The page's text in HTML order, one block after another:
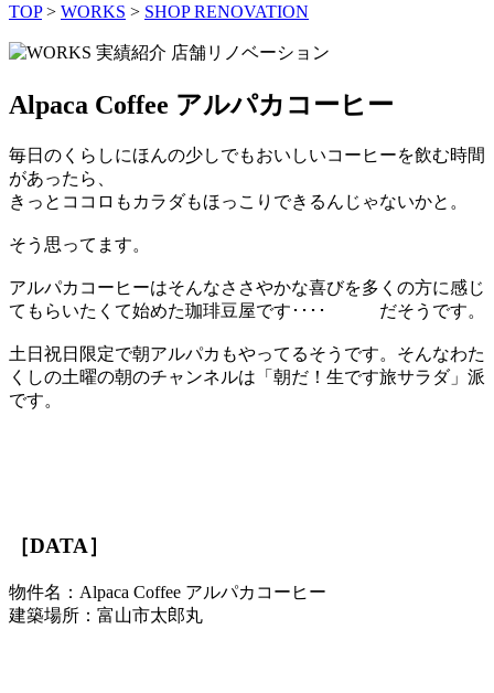
TOP> WORKS > SHOP RENOVATION
店舗リノベーション
Alpaca Coffee アルパカコーヒー
毎日のくらしにほんの少しでもおいしいコーヒーを飲む時間
があったら、
きっとココロもカラダもほっこりできるんじゃないかと。
そう思ってます。
アルパカコーヒーはそんなささやかな喜びを多くの方に感じ
てもらいたくて始めた珈琲豆屋です････ だそうです。
土日祝日限定で朝アルパカもやってるそうです。そんなわた
くしの土曜の朝のチャンネルは「朝だ！生です旅サラダ」派
です。
［DATA］
物件名：Alpaca Coffee アルパカコーヒー
建築場所：富山市太郎丸